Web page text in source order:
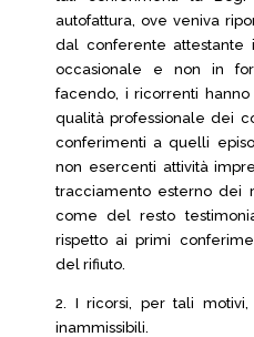
autofattura, ove veniva
dal conferente
occasionale e non in
facendo, i ricorrenti
qualità professionale dei
conferimenti a quelli
non esercenti attività
tracciamento esterno dei
come del resto
rispetto ai primi
del rifiuto.
2. I ricorsi, per tali
inammissibili.